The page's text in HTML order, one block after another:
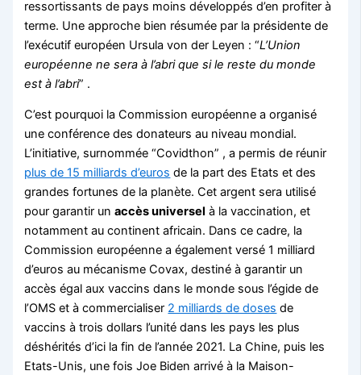
ressortissants de pays moins développés d’en profiter à
terme. Une approche bien résumée par la présidente de
l’exécutif européen Ursula von der Leyen : “L’Union
européenne ne sera à l’abri que si le reste du monde
est à l’abri” .
C’est pourquoi la Commission européenne a organisé
une conférence des donateurs au niveau mondial.
L’initiative, surnommée “Covidthon” , a permis de réunir
plus de 15 milliards d’euros de la part des Etats et des
grandes fortunes de la planète. Cet argent sera utilisé
pour garantir unaccès universel à la vaccination, et
notamment au continent africain. Dans ce cadre, la
Commission européenne a également versé 1 milliard
d’euros au mécanisme Covax, destiné à garantir un
accès égal aux vaccins dans le monde sous l’égide de
l’OMS et à commercialiser 2 milliards de doses de
vaccins à trois dollars l’unité dans les pays les plus
déshérités d’ici la fin de l’année 2021. La Chine, puis les
Etats-Unis, une fois Joe Biden arrivé à la Maison-